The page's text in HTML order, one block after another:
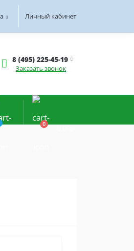
Личный кабинет
8 (495) 225-45-19
Заказать звонок
0